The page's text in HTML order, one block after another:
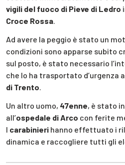
vigili del fuoco di Pieve di Ledro
Croce Rossa.
Ad avere la peggio è stato un
condizioni sono apparse subito
sul posto, è stato necessario
che lo ha trasportato d’urgenza
di Trento.
Un altro uomo, 47enne, è stato
all’ospedale di Arco con ferite
I carabinieri hanno effettuato i
dinamica e raccogliere tutti gli